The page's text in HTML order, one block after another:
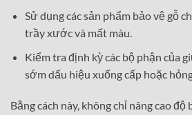
Sử dụng các sản phẩm bảo vệ gỗ
trầy xước và mất màu.
Kiểm tra định kỳ các bộ phận của
sớm dấu hiệu xuống cấp hoặc
Bằng cách này, không chỉ nâng cao độ